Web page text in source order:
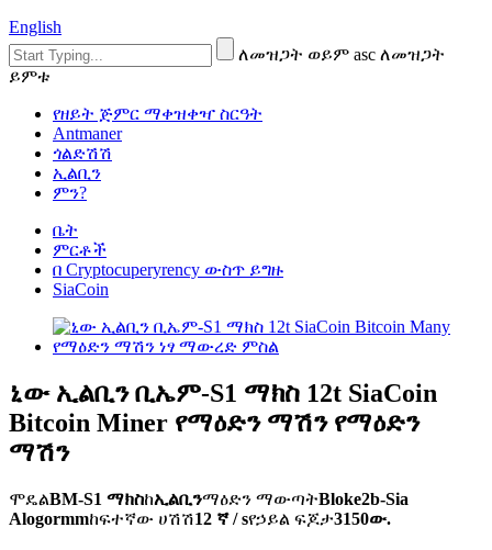
English
ለመዝጋት ወይም asc ለመዝጋት
ይምቱ
የዘይት ጅምር ማቀዝቀዣ ስርዓት
Antmaner
ጎልድሽሽ
ኢልቢን
ምን?
ቤት
ምርቶች
በ Cryptocuperyrency ውስጥ ይግዙ
SiaCoin
ኒው ኢልቢን ቢኤም-S1 ማክስ 12t SiaCoin
Bitcoin Miner የማዕድን ማሽን የማዕድን
ማሽን
ሞዴልBM-S1 ማክስከኢልቢንማዕድን ማውጣትBloke2b-Sia
Alogormmከፍተኛው ሀሽሽ12 ኛ / sየኃይል ፍጆታ3150ው.